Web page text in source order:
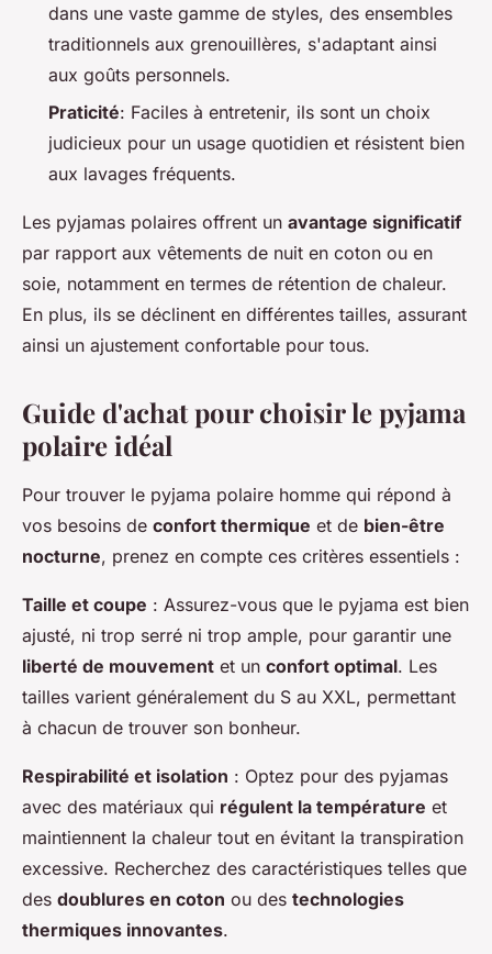
dans une vaste gamme de styles, des ensembles
traditionnels aux grenouillères, s'adaptant ainsi
aux goûts personnels.
Praticité: Faciles à entretenir, ils sont un choix
judicieux pour un usage quotidien et résistent bien
aux lavages fréquents.
Les pyjamas polaires offrent un avantage significatif
par rapport aux vêtements de nuit en coton ou en
soie, notamment en termes de rétention de chaleur.
En plus, ils se déclinent en différentes tailles, assurant
ainsi un ajustement confortable pour tous.
Guide d'achat pour choisir le pyjama
polaire idéal
Pour trouver le pyjama polaire homme qui répond à
vos besoins de confort thermique et de bien-être
nocturne, prenez en compte ces critères essentiels :
Taille et coupe : Assurez-vous que le pyjama est bien
ajusté, ni trop serré ni trop ample, pour garantir une
liberté de mouvement et un confort optimal. Les
tailles varient généralement du S au XXL, permettant
à chacun de trouver son bonheur.
Respirabilité et isolation : Optez pour des pyjamas
avec des matériaux qui régulent la température et
maintiennent la chaleur tout en évitant la transpiration
excessive. Recherchez des caractéristiques telles que
des doublures en coton ou des technologies
thermiques innovantes.